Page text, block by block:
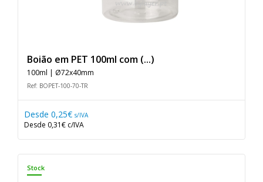
Boião em PET 100ml com (...)
100ml | Ø72x40mm
Ref: BOPET-100-70-TR
Desde 0,25€ s/IVA
Desde 0,31€ c/IVA
Stock